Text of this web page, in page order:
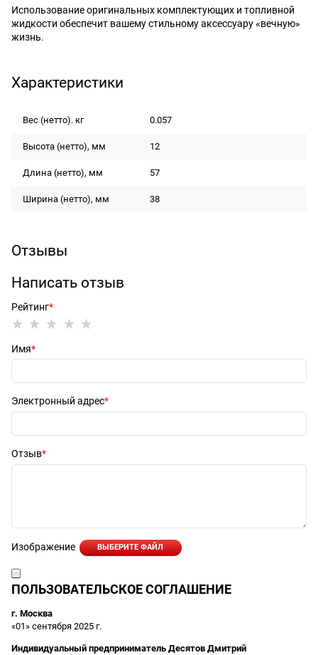
Использование оригинальных комплектующих и топливной
жидкости обеспечит вашему стильному аксессуару «вечную»
жизнь.
Характеристики
Вес (нетто). кг 0.057
Высота (нетто), мм 12
Длина (нетто), мм 57
Ширина (нетто), мм 38
Отзывы
Написать отзыв
Рейтинг
Имя
Электронный адрес
Отзыв
Изображение ВЫБЕРИТЕ ФАЙЛ
ПОЛЬЗОВАТЕЛЬСКОЕ СОГЛАШЕНИЕ
г. Москва
«01» сентября 2025 г.
Индивидуальный предприниматель Десятов Дмитрий